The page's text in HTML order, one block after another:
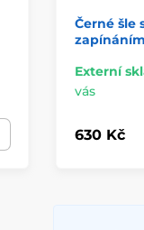
Černé šle
Externí
vás
630 Kč